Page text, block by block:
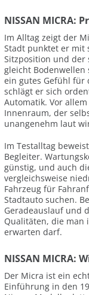
NISSAN MICRA:
Im Alltag zeigt der
Stadt punktet er mit
Sitzposition und der
gleicht
ein gutes Gefühl für
schlägt er sich
Automatik. Vor
Innenraum, der
unangenehm laut
Im Testalltag
Begleiter.
günstig, und auch
vergleichsweise
Fahrzeug für
Stadtauto suchen.
Geradeauslauf und
Qualitäten, die man
erwarten darf.
NISSAN MICRA:
Der Micra ist ein
Einführung in den